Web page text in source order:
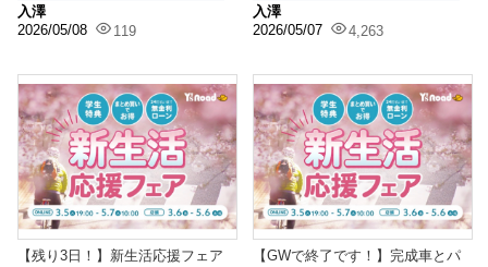
入澤
2026/05/08
119
入澤
2026/05/07
4,263
【残り3日！】新生活応援フェア
【GWで終了です！】完成車とパ